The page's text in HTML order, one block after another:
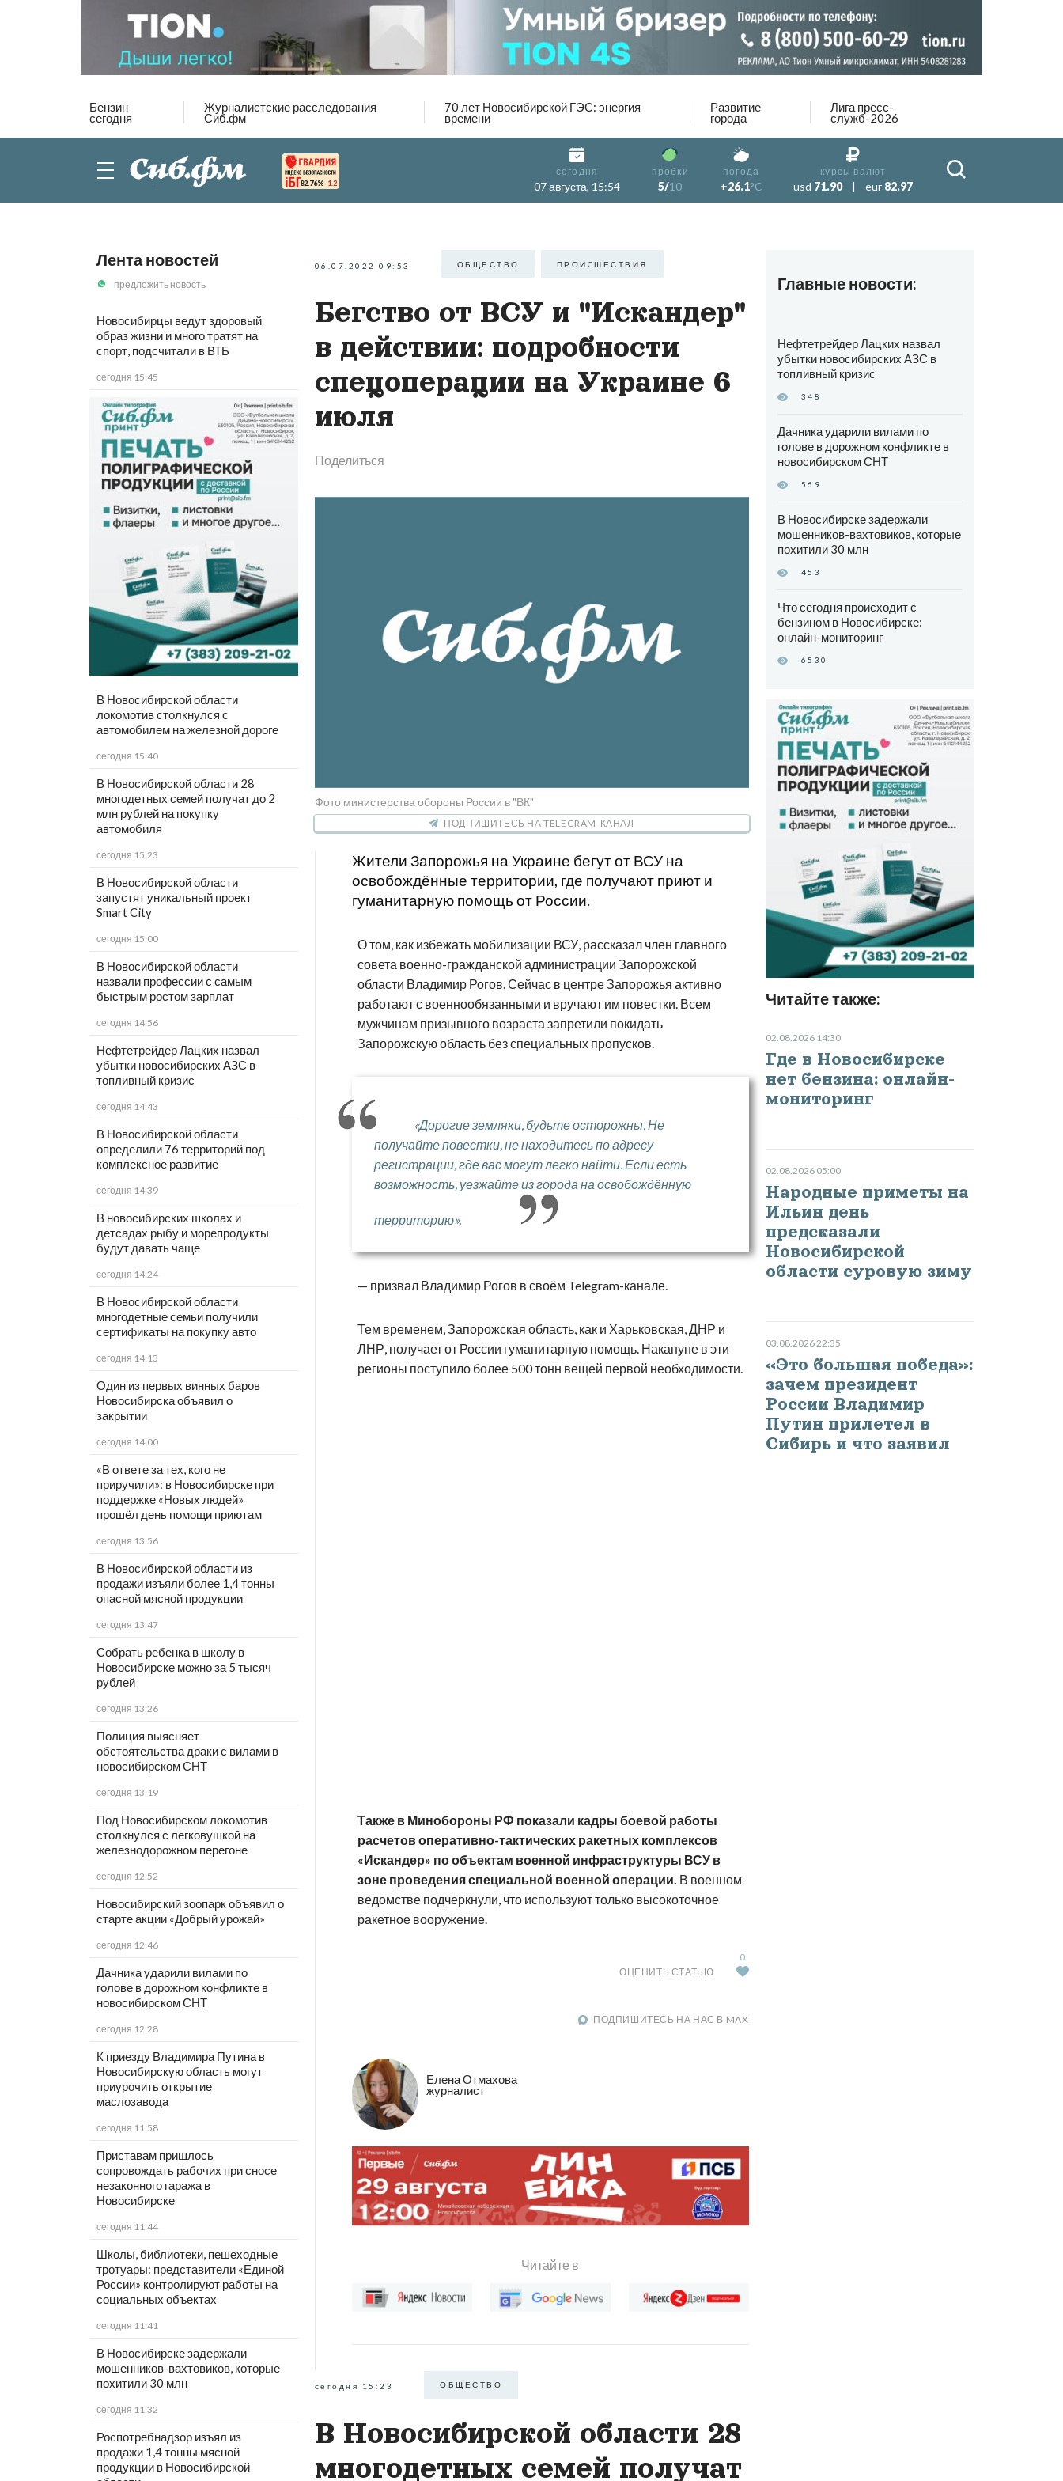
Бензин
сегодня
Журналистские расследования
Сиб.фм
70 лет Новосибирской ГЭС: энергия
времени
Развитие
города
Лига пресс-
служб-2026
82.76% -1.2
сегодня
07 августа, 15:54
пробки
5/10
погода
+26.1°C
курсы валют
usd 71.90 | eur 82.97
Лента новостей
предложить новость
Новосибирцы ведут здоровый
образ жизни и много тратят на
спорт, подсчитали в ВТБ
сегодня 15:45
В Новосибирской области
локомотив столкнулся с
автомобилем на железной дороге
сегодня 15:40
В Новосибирской области 28
многодетных семей получат до 2
млн рублей на покупку
автомобиля
сегодня 15:23
В Новосибирской области
запустят уникальный проект
Smart City
сегодня 15:00
В Новосибирской области
назвали профессии с самым
быстрым ростом зарплат
сегодня 14:56
Нефтетрейдер Лацких назвал
убытки новосибирских АЗС в
топливный кризис
сегодня 14:43
В Новосибирской области
определили 76 территорий под
комплексное развитие
сегодня 14:39
В новосибирских школах и
детсадах рыбу и морепродукты
будут давать чаще
сегодня 14:24
В Новосибирской области
многодетные семьи получили
сертификаты на покупку авто
сегодня 14:13
Один из первых винных баров
Новосибирска объявил о
закрытии
сегодня 14:00
«В ответе за тех, кого не
приручили»: в Новосибирске при
поддержке «Новых людей»
прошёл день помощи приютам
сегодня 13:56
В Новосибирской области из
продажи изъяли более 1,4 тонны
опасной мясной продукции
сегодня 13:47
Собрать ребенка в школу в
Новосибирске можно за 5 тысяч
рублей
сегодня 13:26
Полиция выясняет
обстоятельства драки с вилами в
новосибирском СНТ
сегодня 13:19
Под Новосибирском локомотив
столкнулся с легковушкой на
железнодорожном перегоне
сегодня 12:52
Новосибирский зоопарк объявил о
старте акции «Добрый урожай»
сегодня 12:46
Дачника ударили вилами по
голове в дорожном конфликте в
новосибирском СНТ
сегодня 12:28
К приезду Владимира Путина в
Новосибирскую область могут
приурочить открытие
маслозавода
сегодня 11:58
Приставам пришлось
сопровождать рабочих при сносе
незаконного гаража в
Новосибирске
сегодня 11:44
Школы, библиотеки, пешеходные
тротуары: представители «Единой
России» контролируют работы на
социальных объектах
сегодня 11:41
В Новосибирске задержали
мошенников-вахтовиков, которые
похитили 30 млн
сегодня 11:32
Роспотребнадзор изъял из
продажи 1,4 тонны мясной
продукции в Новосибирской
06.07.2022 09:53 ОБЩЕСТВО ПРОИCШЕСТВИЯ
Бегство от ВСУ и "Искандер"
в действии: подробности
спецоперации на Украине 6
июля
Поделиться
Фото министерства обороны России в "ВК"
ПОДПИШИТЕСЬ НА TELEGRAM-КАНАЛ
Жители Запорожья на Украине бегут от ВСУ на
освобождённые территории, где получают приют и
гуманитарную помощь от России.
О том, как избежать мобилизации ВСУ, рассказал член главного
совета военно-гражданской администрации Запорожской
области Владимир Рогов. Сейчас в центре Запорожья активно
работают с военнообязанными и вручают им повестки. Всем
мужчинам призывного возраста запретили покидать
Запорожскую область без специальных пропусков.
«Дорогие земляки, будьте осторожны. Не
получайте повестки, не находитесь по адресу
регистрации, где вас могут легко найти. Если есть
возможность, уезжайте из города на освобождённую
территорию»,
— призвал Владимир Рогов в своём Telegram-канале.
Тем временем, Запорожская область, как и Харьковская, ДНР и
ЛНР, получает от России гуманитарную помощь. Накануне в эти
регионы поступило более 500 тонн вещей первой необходимости.
Также в Минобороны РФ показали кадры боевой работы
расчетов оперативно-тактических ракетных комплексов
«Искандер» по объектам военной инфраструктуры ВСУ в
зоне проведения специальной военной операции. В военном
ведомстве подчеркнули, что используют только высокоточное
ракетное вооружение.
ОЦЕНИТЬ СТАТЬЮ
0
ПОДПИШИТЕСЬ НА НАС В MAX
Елена Отмахова
журналист
Читайте в
сегодня 15:23 ОБЩЕСТВО
В Новосибирской области 28
многодетных семей получат
Главные новости:
Нефтетрейдер Лацких назвал
убытки новосибирских АЗС в
топливный кризис
348
Дачника ударили вилами по
голове в дорожном конфликте в
новосибирском СНТ
569
В Новосибирске задержали
мошенников-вахтовиков, которые
похитили 30 млн
453
Что сегодня происходит с
бензином в Новосибирске:
онлайн-мониторинг
6530
Читайте также:
02.08.2026 14:30
Где в Новосибирске
нет бензина: онлайн-
мониторинг
02.08.2026 05:00
Народные приметы на
Ильин день
предсказали
Новосибирской
области суровую зиму
03.08.2026 22:35
«Это большая победа»:
зачем президент
России Владимир
Путин прилетел в
Сибирь и что заявил